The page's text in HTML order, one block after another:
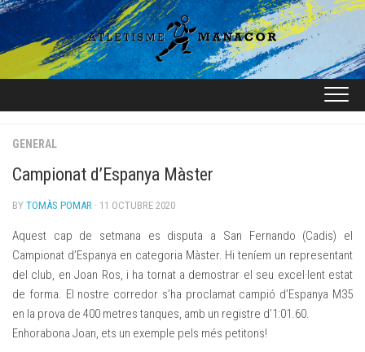
Skip
to
content
GENERAL
Campionat d’Espanya Màster
BY TOMÀS POMAR · 11 OCTUBRE 2020
Aquest cap de setmana es disputa a San Fernando (Cadis) el
Campionat d’Espanya en categoria Màster. Hi teníem un representant
del club, en Joan Ros, i ha tornat a demostrar el seu excel·lent estat
de forma. El nostre corredor s’ha proclamat campió d’Espanya M35
en la prova de 400 metres tanques, amb un registre d’1:01.60.
Enhorabona Joan, ets un exemple pels més petitons!